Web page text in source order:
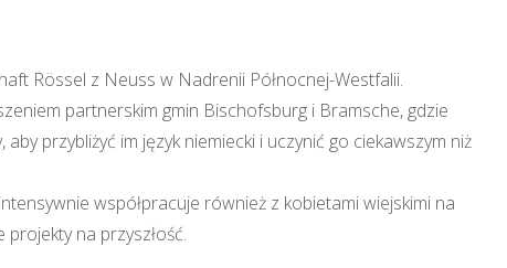
Rössel z Neuss w Nadrenii Północnej-Westfalii.
partnerskim gmin Bischofsburg i Bramsche, gdzie
przybliżyć im język niemiecki i uczynić go ciekawszym niż
współpracuje również z kobietami wiejskimi na
na przyszłość.